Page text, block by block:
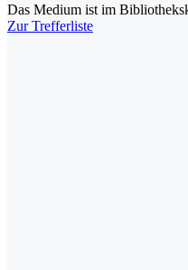
Das Medium ist im
Zur Trefferliste